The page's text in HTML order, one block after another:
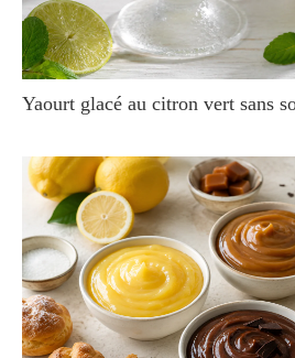
Yaourt glacé au citron vert sans